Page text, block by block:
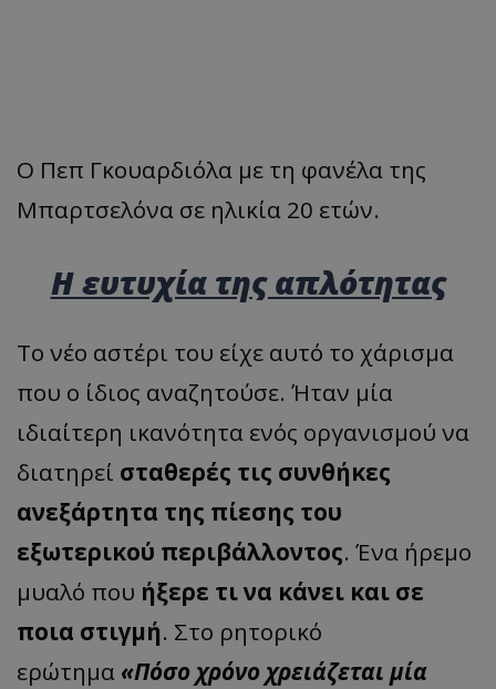
Ο Πεπ Γκουαρδιόλα με τη φανέλα της
Μπαρτσελόνα σε ηλικία 20 ετών.
Η ευτυχία της απλότητας
Το νέο αστέρι του είχε αυτό το χάρισμα
που ο ίδιος αναζητούσε. Ήταν μία
ιδιαίτερη ικανότητα ενός οργανισμού να
διατηρεί σταθερές τις συνθήκες
ανεξάρτητα της πίεσης του
εξωτερικού περιβάλλοντος. Ένα ήρεμο
μυαλό που ήξερε τι να κάνει και σε
ποια στιγμή. Στο ρητορικό
ερώτημα «Πόσο χρόνο χρειάζεται μία